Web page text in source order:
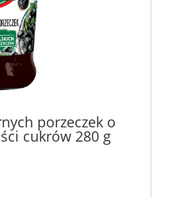
porzeczek o
cukrów 280 g